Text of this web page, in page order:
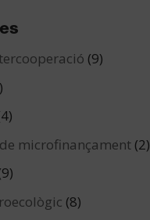
(9)
microfinançament(2)
(8)